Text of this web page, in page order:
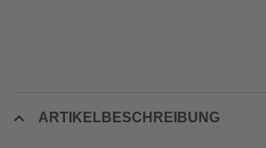
ARTIKELBESCHREIBUNG